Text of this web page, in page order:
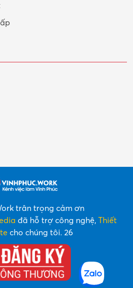
trân trọng cảm ơn
đã hỗ trợ công nghệ, Thiết
cho chúng tôi. 26